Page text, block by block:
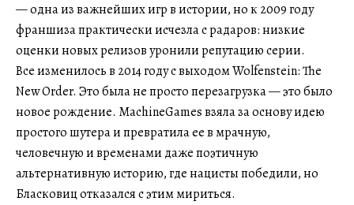
— одна из важнейших игр в истории, но к 2009 году
франшиза практически исчезла с радаров: низкие
оценки новых релизов уронили репутацию серии.
Все изменилось в 2014 году с выходом Wolfenstein: The
New Order. Это была не просто перезагрузка — это было
новое рождение. MachineGames взяла за основу идею
простого шутера и превратила ее в мрачную,
человечную и временами даже поэтичную
альтернативную историю, где нацисты победили, но
Бласковиц отказался с этим мириться.